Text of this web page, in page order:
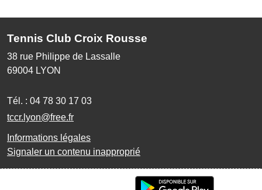
Tennis Club Croix Rousse
38 rue Philippe de Lassalle
69004 LYON
Tél. : 04 78 30 17 03
tccr.lyon@free.fr
Informations légales
Signaler un contenu inapproprié